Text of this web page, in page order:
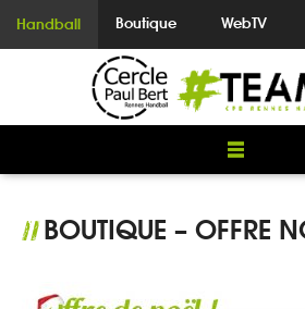
Handball Boutique WebTV
//BOUTIQUE – OFFRE